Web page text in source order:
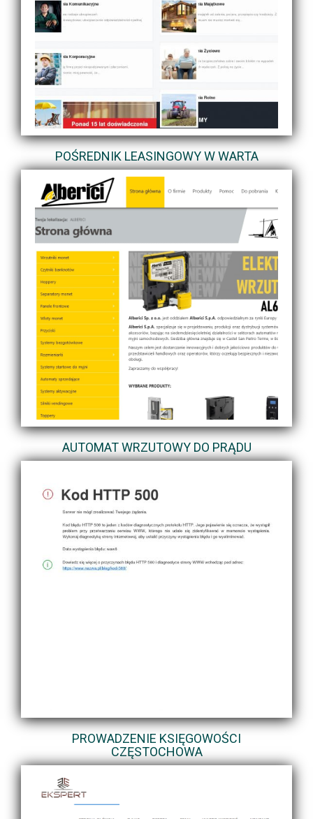
POŚREDNIK LEASINGOWY W WARTA
AUTOMAT WRZUTOWY DO PRĄDU
PROWADZENIE KSIĘGOWOŚCI
CZĘSTOCHOWA